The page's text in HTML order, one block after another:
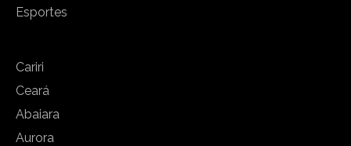
Esportes
Cariri
Ceará
Abaiara
Aurora